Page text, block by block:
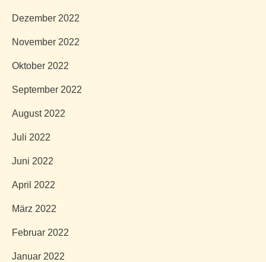
Dezember 2022
November 2022
Oktober 2022
September 2022
August 2022
Juli 2022
Juni 2022
April 2022
März 2022
Februar 2022
Januar 2022